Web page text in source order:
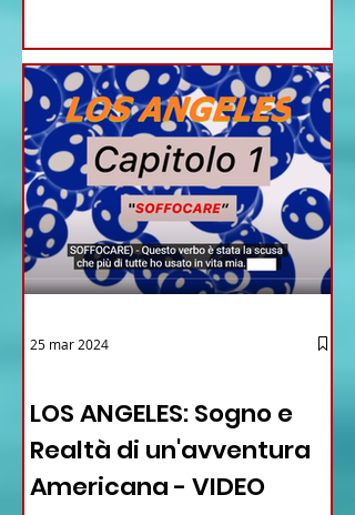
LOS ANGELES: Sogno e
Realtà di un'avventura
Americana - VIDEO
25 mar 2024